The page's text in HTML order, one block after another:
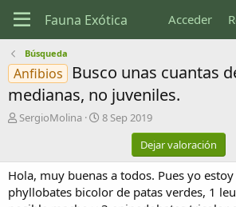
Acceder
Búsqueda
Anfibios
Busco unas cuantas
medianas, no juveniles.
A
o
r
SergioMolina
F
h
a
d
e
8 Sep 2019
Dejar valoración
Hola, muy buenas a todos. Pues yo
phyllobates bicolor de patas verdes, 1